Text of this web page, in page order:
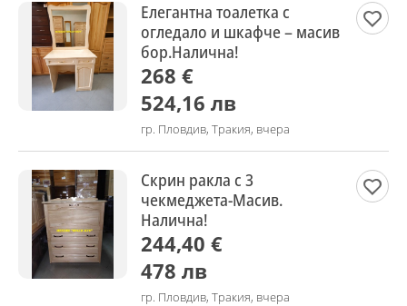
Елегантна тоалетка с
огледало и шкафче – масив
бор.Налична!
268 €
524,16 лв
гр. Пловдив, Тракия, вчера
Скрин ракла с 3
чекмеджета-Масив.
Налична!
244,40 €
478 лв
гр. Пловдив, Тракия, вчера